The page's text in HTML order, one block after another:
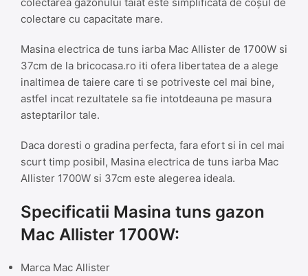
colectare cu capacitate mare.
Masina electrica de tuns iarba Mac Allister de 1700W si
37cm de la bricocasa.ro iti ofera libertatea de a alege
inaltimea de taiere care ti se potriveste cel mai bine,
astfel incat rezultatele sa fie intotdeauna pe masura
asteptarilor tale.
Daca doresti o gradina perfecta, fara efort si in cel mai
scurt timp posibil, Masina electrica de tuns iarba Mac
Allister 1700W si 37cm este alegerea ideala.
Specificatii Masina tuns gazon
Mac Allister 1700W:
Marca Mac Allister